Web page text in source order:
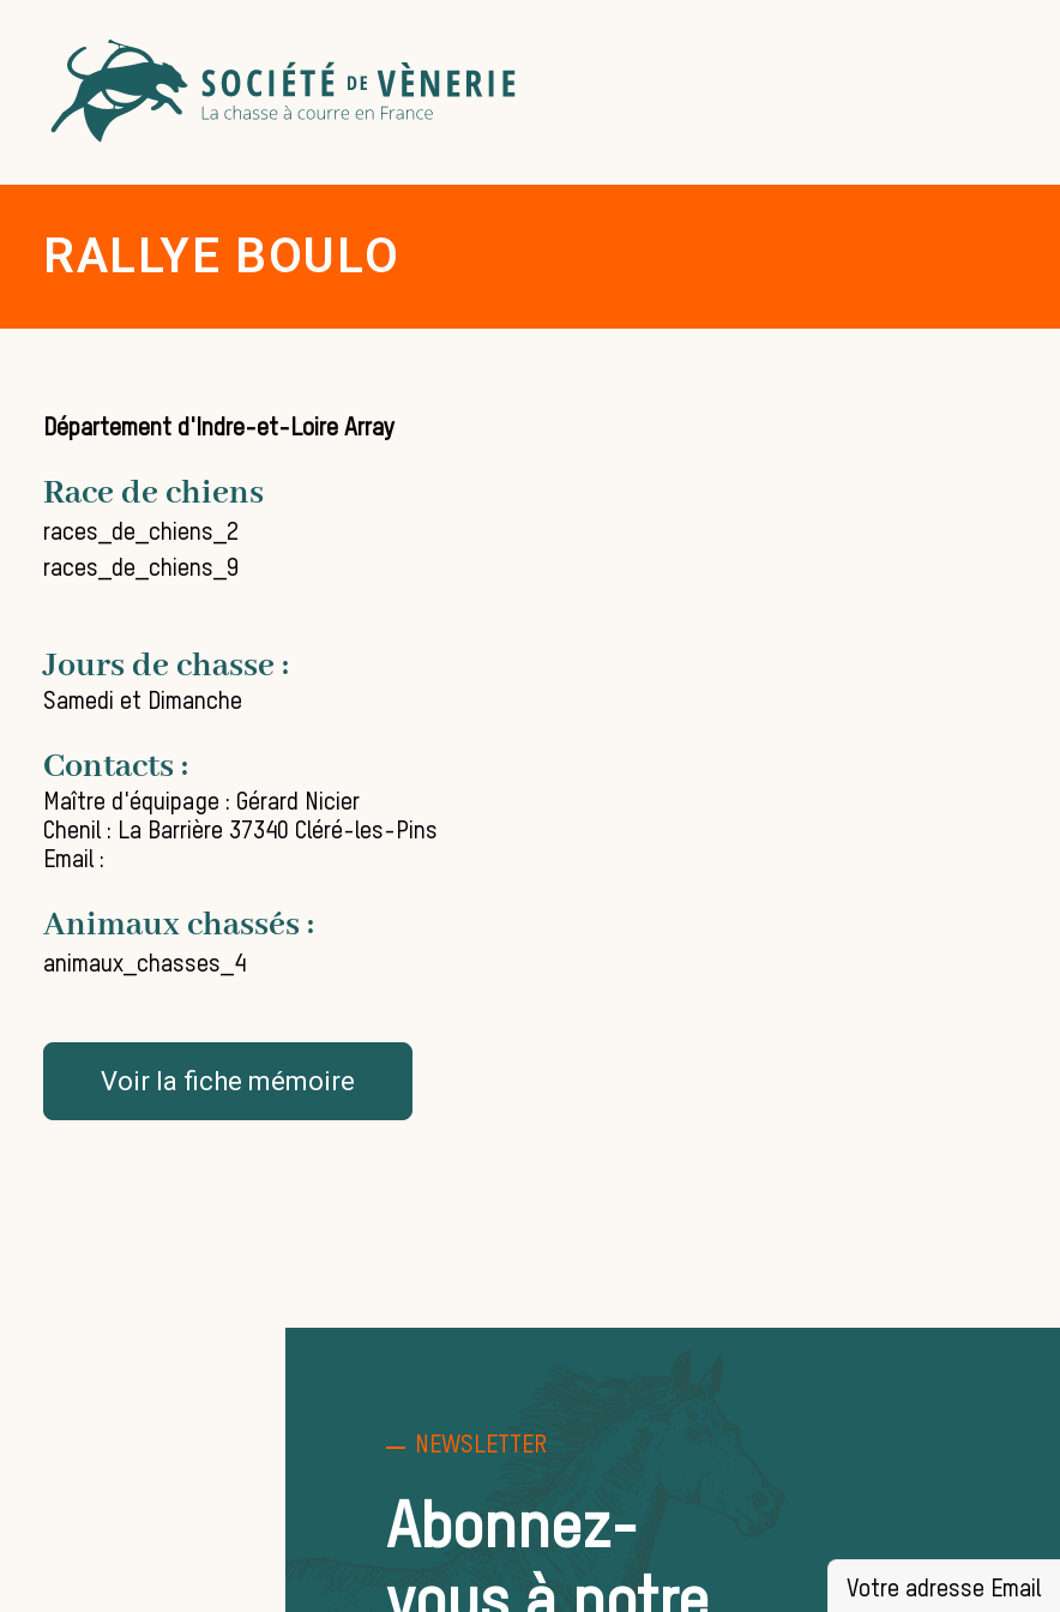
RALLYE BOULO
Département d'Indre-et-Loire Array
Race de chiens
races_de_chiens_2
races_de_chiens_9
Jours de chasse :
Samedi et Dimanche
Contacts :
Maître d'équipage : Gérard Nicier
Chenil : La Barrière 37340 Cléré-les-Pins
Email :
Animaux chassés :
animaux_chasses_4
Voir la fiche mémoire
NEWSLETTER
Abonnez-